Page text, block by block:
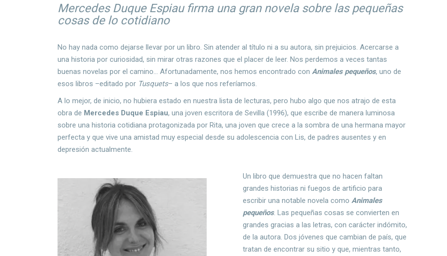
Mercedes Duque Espiau firma una gran novela sobre las pequeñas
cosas de lo cotidiano
No hay nada como dejarse llevar por un libro. Sin atender al título ni a su autora, sin prejuicios. Acercarse a
una historia por curiosidad, sin mirar otras razones que el placer de leer. Nos perdemos a veces tantas
buenas novelas por el camino... Afortunadamente, nos hemos encontrado conAnimales pequeños, uno de
esos libros –editado por Tusquets– a los que nos referíamos.
A lo mejor, de inicio, no hubiera estado en nuestra lista de lecturas, pero hubo algo que nos atrajo de esta
obra de Mercedes Duque Espiau, una joven escritora de Sevilla (1996), que escribe de manera luminosa
sobre una historia cotidiana protagonizada por Rita, una joven que crece a la sombra de una hermana mayor
perfecta y que vive una amistad muy especial desde su adolescencia con Lis, de padres ausentes y en
depresión actualmente.
Un libro que demuestra que no hacen faltan
grandes historias ni fuegos de artificio para
escribir una notable novela comoAnimales
pequeños. Las pequeñas cosas se convierten en
grandes gracias a las letras, con carácter indómito,
de la autora. Dos jóvenes que cambian de país, que
tratan de encontrar su sitio y que, mientras tanto,